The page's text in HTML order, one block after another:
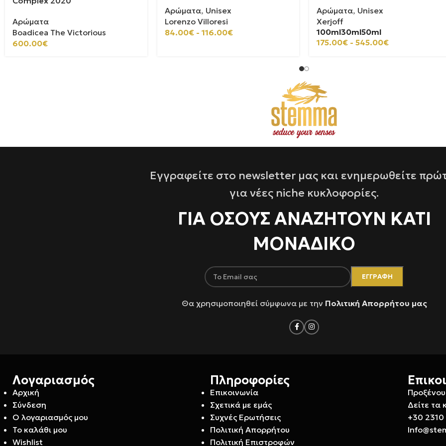
Αρώματα
Boadicea The Victorious
600.00€
Αρώματα, Unisex
Lorenzo Villoresi
84.00€ - 116.00€
Αρώματα, Unisex
Xerjoff
100ml30ml50ml
175.00€ - 545.00€
Εγγραφείτε στο newsletter μας και ενημερωθείτε
για νέες niche κυκλοφορίες.
ΓΙΑ ΌΣΟΥΣ ΑΝΑΖΗΤΟΥΝ ΚΑΤΙ
ΜΟΝΑΔΙΚΟ
Θα χρησιμοποιηθεί σύμφωνα με την Πολιτική Απορρήτου μας
Λογαριασμός
Αρχική
Σύνδεση
Ο λογαριασμός μου
Το καλάθι μου
Wishlist
Πληροφορίες
Επικοινωνία
Σχετικά με εμάς
Συχνές Ερωτήσεις
Πολιτική Απορρήτου
Πολιτική Επιστροφών
Δείτε τα
+30